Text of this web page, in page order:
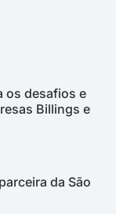
os desafios e
Billings e
da São